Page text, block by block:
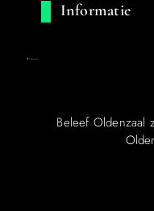
Informatie
Beleef Oldenzaal